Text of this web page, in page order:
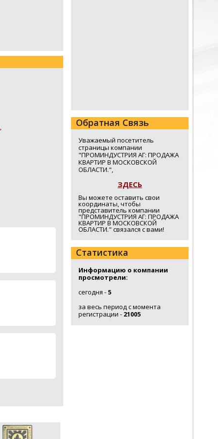
,
Обратная Связь
Уважаемый посетитель
страницы компании
"ПРОМИНДУСТРИЯ АГ: ПРОДАЖА
КВАРТИР В МОСКОВСКОЙ
ОБЛАСТИ.",
ЗДЕСЬ
Вы можете оставить свои
координаты, чтобы
представитель компании
"ПРОМИНДУСТРИЯ АГ: ПРОДАЖА
КВАРТИР В МОСКОВСКОЙ
ОБЛАСТИ." связался с вами!
Статистика
Информацию о компании
просмотрели:
сегодня - 5
за весь период с момента
регистрации - 21005